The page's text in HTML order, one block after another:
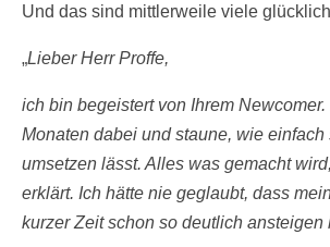
Und das sind mittlerweile viele
„Lieber Herr Proffe,
ich bin begeistert von Ihrem
Monaten dabei und staune, wie einfach
umsetzen lässt. Alles was gemacht
erklärt. Ich hätte nie geglaubt, dass
kurzer Zeit schon so deutlich ansteigen